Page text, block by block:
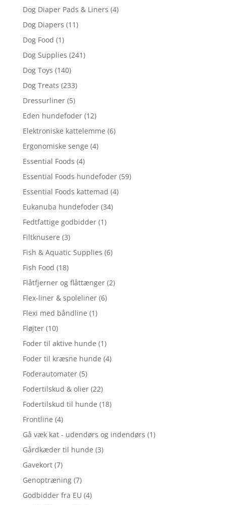
Dog Diaper Pads & Liners (4)
Dog Diapers (11)
Dog Food (1)
Dog Supplies (241)
Dog Toys (140)
Dog Treats (233)
Dressurliner (5)
Eden hundefoder (12)
Elektroniske kattelemme (6)
Ergonomiske senge (4)
Essential Foods (4)
Essential Foods hundefoder (59)
Essential Foods kattemad (4)
Eukanuba hundefoder (34)
Fedtfattige godbidder (1)
Filtknusere (3)
Fish & Aquatic Supplies (6)
Fish Food (18)
Flåtfjerner og flåttænger (2)
Flex-liner & spoleliner (6)
Flexi med båndline (1)
Fløjter (10)
Foder til aktive hunde (1)
Foder til kræsne hunde (4)
Foderautomater (5)
Fodertilskud & olier (22)
Fodertilskud til hunde (18)
Frontline (4)
Gå væk kat - udendørs og indendørs (1)
Gårdkæder til hunde (3)
Gavekort (7)
Genoptræning (7)
Godbidder fra EU (4)